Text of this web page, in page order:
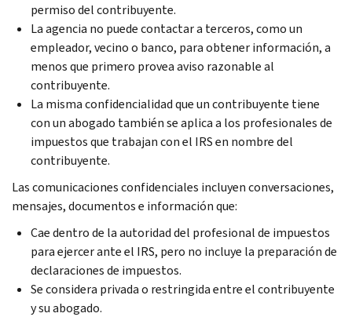
permiso del contribuyente.
La agencia no puede contactar a terceros, como un
empleador, vecino o banco, para obtener información, a
menos que primero provea aviso razonable al
contribuyente.
La misma confidencialidad que un contribuyente tiene
con un abogado también se aplica a los profesionales de
impuestos que trabajan con el IRS en nombre del
contribuyente.
Las comunicaciones confidenciales incluyen conversaciones,
mensajes, documentos e información que:
Cae dentro de la autoridad del profesional de impuestos
para ejercer ante el IRS, pero no incluye la preparación de
declaraciones de impuestos.
Se considera privada o restringida entre el contribuyente
y su abogado.